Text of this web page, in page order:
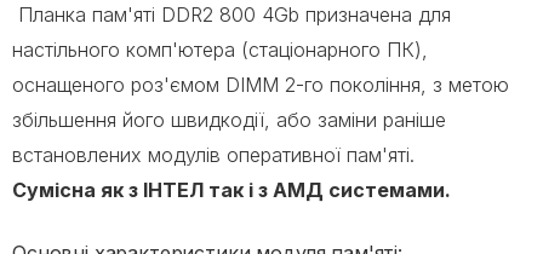
Планка пам'яті DDR2 800 4Gb призначена для
настільного комп'ютера (стаціонарного ПК),
оснащеного роз'ємом DIMM 2-го покоління, з метою
збільшення його швидкодії, або заміни раніше
встановлених модулів оперативної пам'яті.
Сумісна як з ІНТЕЛ так і з АМД системами.